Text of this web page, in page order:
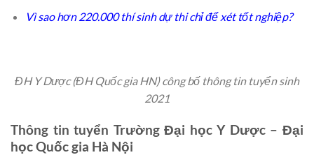
Vì sao hơn 220.000 thí sinh dự thi chỉ để xét tốt nghiệp?
ĐH Y Dược (ĐH Quốc gia HN) công bố thông tin tuyển sinh
2021
Thông tin tuyển TrườngĐại học Y Dược – Đại
học Quốc gia Hà Nội